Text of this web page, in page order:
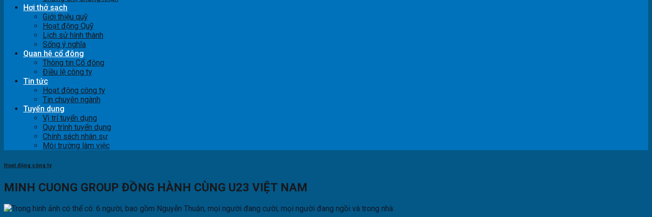
Hơi thở sạch
Giới thiệu quỹ
Hoạt động Quỹ
Lịch sử hình thành
Sống ý nghĩa
Quan hệ cổ đông
Thông tin Cổ đông
Điều lệ công ty
Tin tức
Hoạt động công ty
Tin chuyên ngành
Tuyển dụng
Vị trí tuyển dụng
Quy trình tuyển dụng
Chính sách nhân sự
Môi trường làm việc
Hoạt động công ty
MINH CUONG GROUP ĐỒNG HÀNH CÙNG U23 VIỆT NAM